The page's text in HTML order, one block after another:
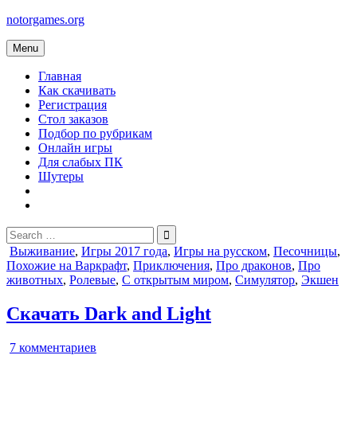
Skip
content
notorgames.org
Menu
Главная
Как скачивать
Регистрация
Стол заказов
Подбор по рубрикам
Онлайн игры
Для слабых ПК
Шутеры
Search
for:
Posted
in
Выживание, Игры 2017 года, Игры на русском, Песочницы,
Похожие на Варкрафт, Приключения, Про драконов, Про
животных, Ролевые, С открытым миром, Симулятор, Экшен
Скачать Dark and Light
7 комментариев